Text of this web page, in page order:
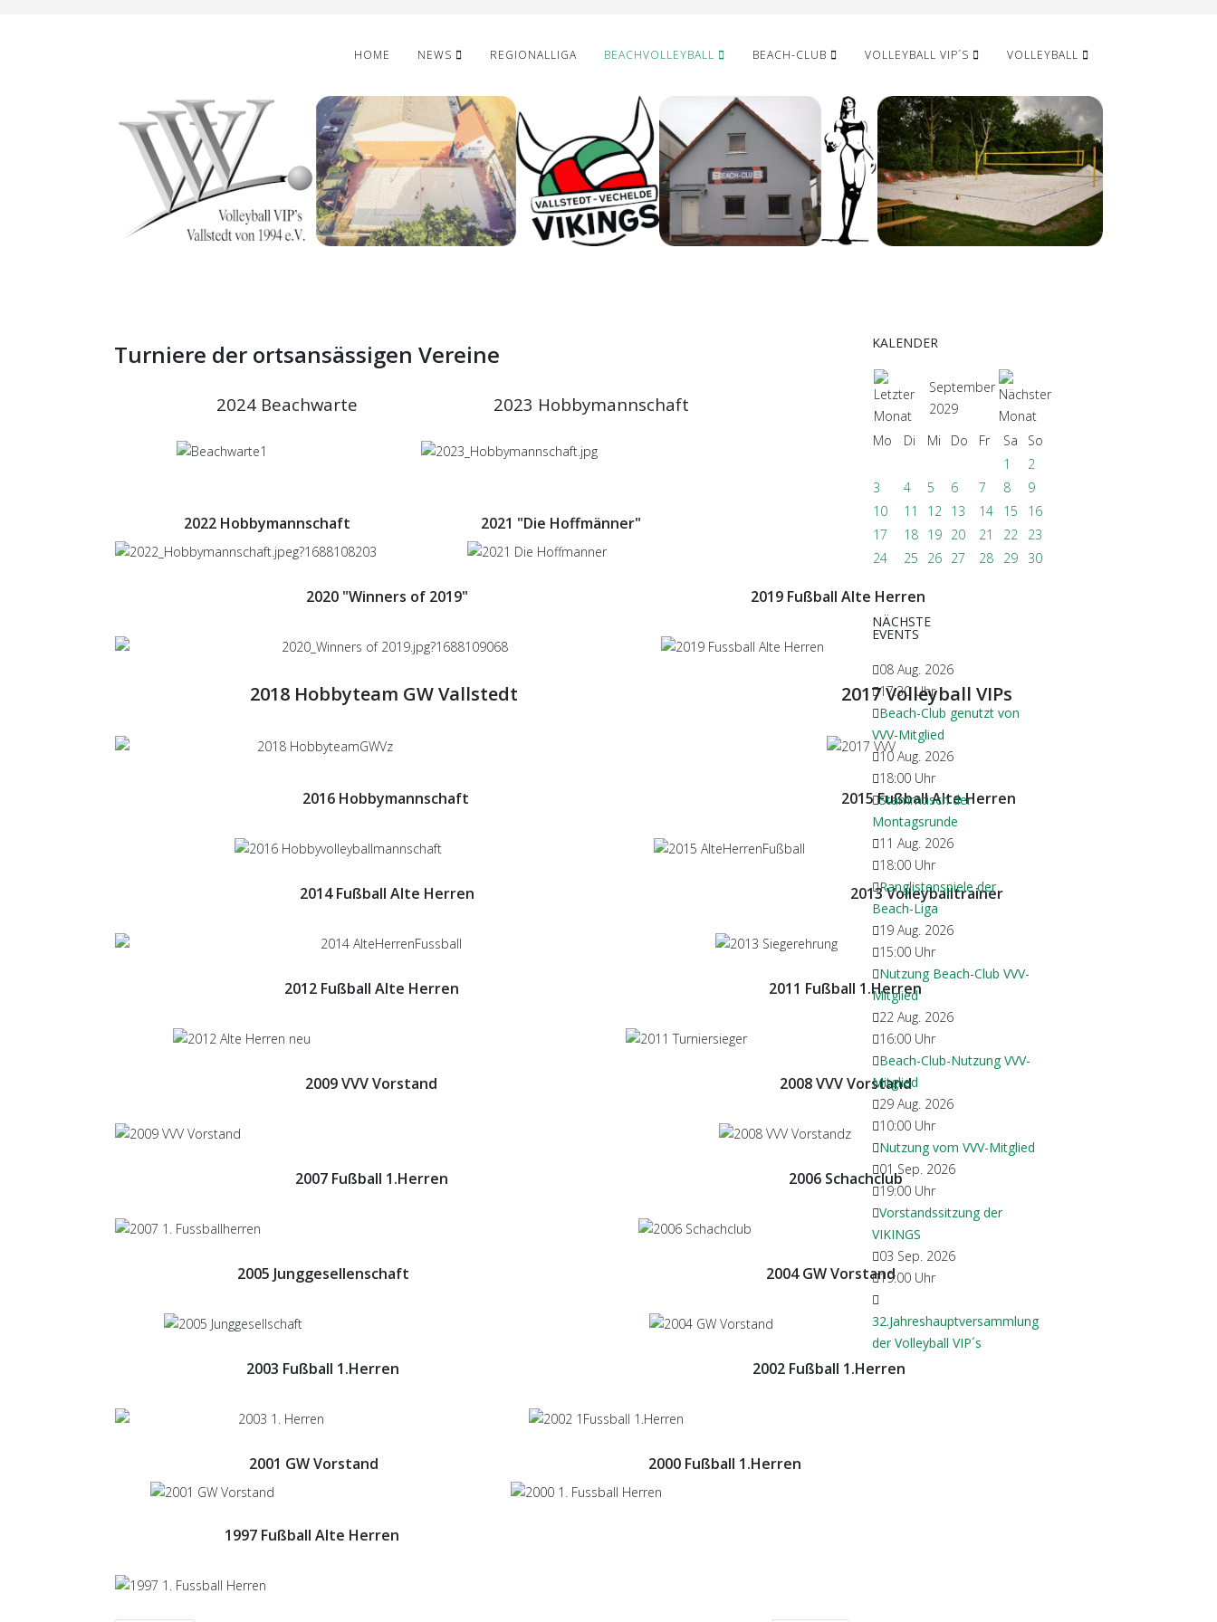
HOME NEWS REGIONALLIGA BEACHVOLLEYBALL BEACH-CLUB VOLLEYBALL VIP´S VOLLEYBALL
Turniere der ortsansässigen Vereine
2024 Beachwarte 2023 Hobbymannschaft
2022 Hobbymannschaft 2021 "Die Hoffmänner"
2020 "Winners of 2019" 2019 Fußball Alte Herren
2018 Hobbyteam GW Vallstedt 2017 Volleyball VIPs
2016 Hobbymannschaft 2015 Fußball Alte Herren
2014 Fußball Alte Herren 2013 Volleyballtrainer
2012 Fußball Alte Herren 2011 Fußball 1.Herren
2009 VVV Vorstand 2008 VVV Vorstand
2007 Fußball 1.Herren 2006 Schachclub
2005 Junggesellenschaft 2004 GW Vorstand
2003 Fußball 1.Herren 2002 Fußball 1.Herren
2001 GW Vorstand 2000 Fußball 1.Herren
1997 Fußball Alte Herren
KALENDER
September
2029
Mo
Di Mi Do Fr Sa
So
1
2
3
4 5 6 7 8
9
10
11 12 13 14 15
16
17
18 19 20 21 22
23
24
25 26 27 28 29 30
NÄCHSTE
EVENTS
08 Aug. 2026
17:30Uhr
Beach-Club genutzt von
VVV-Mitglied
10 Aug. 2026
18:00 Uhr
Stammtisch der
Montagsrunde
11 Aug. 2026
18:00 Uhr
Ranglistenspiele der
Beach-Liga
19 Aug. 2026
15:00 Uhr
Nutzung Beach-Club VVV-
Mitglied
22 Aug. 2026
16:00 Uhr
Beach-Club-Nutzung VVV-
Mitglied
29 Aug. 2026
10:00 Uhr
Nutzung vom VVV-Mitglied
01 Sep. 2026
19:00 Uhr
Vorstandssitzung der
VIKINGS
03 Sep. 2026
19:00 Uhr
32.Jahreshauptversammlung
der Volleyball VIP´s